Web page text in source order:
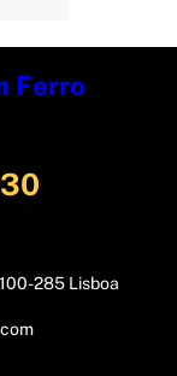
Ferro
285 Lisboa